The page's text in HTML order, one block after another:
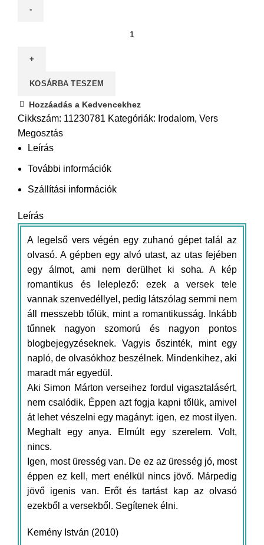
magasföldszintről
KOSÁRBA TESZEM
Hozzáadás a Kedvencekhez
Cikkszám: 11230781 Kategóriák: Irodalom, Vers
Megosztás
Leírás
További információk
Szállítási információk
Leírás
A legelső vers végén egy zuhanó gépet talál az
olvasó. A gépben egy alvó utast, az utas fejében
egy álmot, ami nem derülhet ki soha. A kép
romantikus és leleplező: ezek a versek tele
vannak szenvedéllyel, pedig látszólag semmi nem
áll messzebb tőlük, mint a romantikusság. Inkább
tűnnek nagyon szomorú és nagyon pontos
blogbejegyzéseknek. Vagyis őszinték, mint egy
napló, de olvasókhoz beszélnek. Mindenkihez, aki
maradt már egyedül.
Aki Simon Márton verseihez fordul vigasztalásért,
nem csalódik. Éppen azt fogja kapni tőlük, amivel
át lehet vészelni egy magányt: igen, ez most ilyen.
Meghalt egy anya. Elmúlt egy szerelem. Volt,
nincs.
Igen, most üresség van. De ez az üresség jó, most
éppen ez kell, mert enélkül nincs jövő. Márpedig
jövő igenis van. Erőt és tartást kap az olvasó
ezekből a versekből. Segítenek élni.
Kemény István (2010)